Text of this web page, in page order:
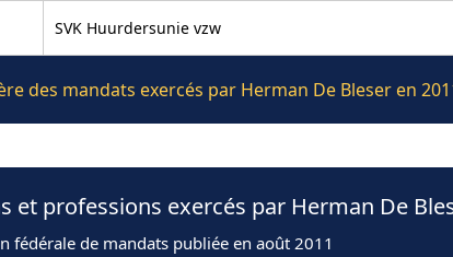
SVK Huurdersunie vzw
des mandats exercés par Herman De Bleser en
et professions exercés par Herman De
fédérale de mandats publiée en août 2011